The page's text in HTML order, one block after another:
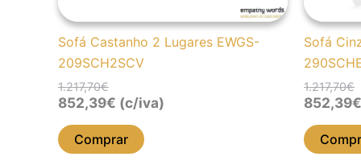
Sofá Castanho 2 Lugares EWGS-
209SCH2SCV
1.217,70€
852,39€ (c/iva)
Comprar
Sofá
1.217,70€
852,39€